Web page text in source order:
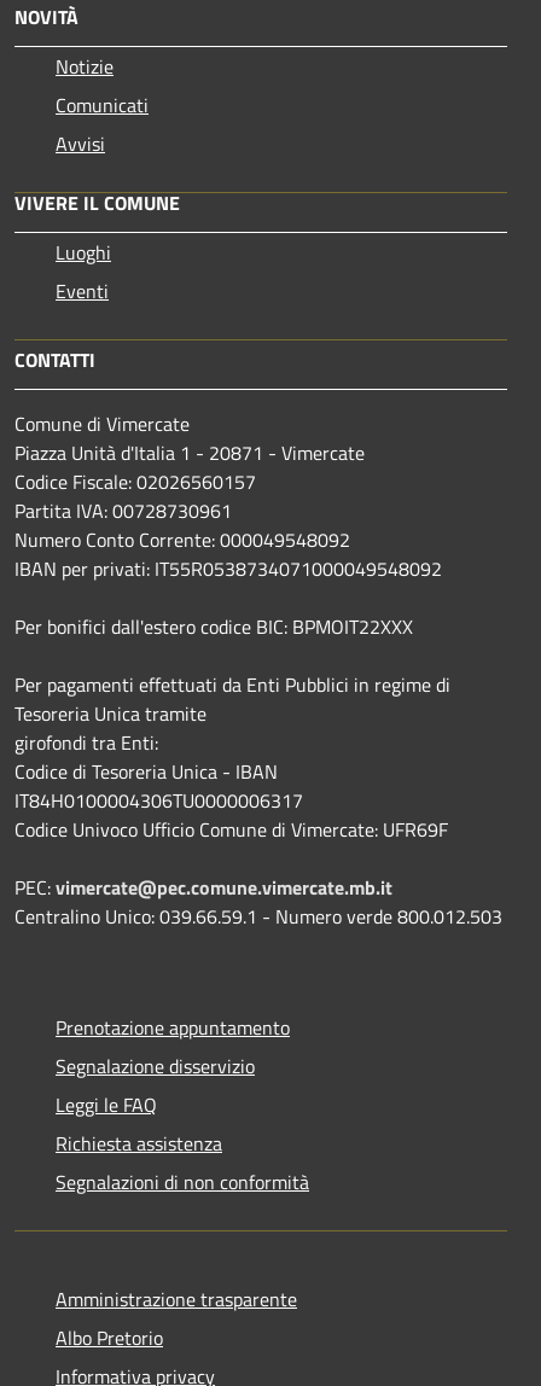
NOVITÀ
Notizie
Comunicati
Avvisi
VIVERE IL COMUNE
Luoghi
Eventi
CONTATTI
Comune di Vimercate
Piazza Unità d'Italia 1 - 20871 - Vimercate
Codice Fiscale: 02026560157
Partita IVA: 00728730961
Numero Conto Corrente: 000049548092
IBAN per privati: IT55R0538734071000049548092
Per bonifici dall'estero codice BIC: BPMOIT22XXX
Per pagamenti effettuati da Enti Pubblici in regime di
Tesoreria Unica tramite
girofondi tra Enti:
Codice di Tesoreria Unica - IBAN
IT84H0100004306TU0000006317
Codice Univoco Ufficio Comune di Vimercate: UFR69F
PEC:vimercate@pec.comune.vimercate.mb.it
Centralino Unico: 039.66.59.1 - Numero verde 800.012.503
Prenotazione appuntamento
Segnalazione disservizio
Leggi le FAQ
Richiesta assistenza
Segnalazioni di non conformità
Amministrazione trasparente
Albo Pretorio
Informativa privacy